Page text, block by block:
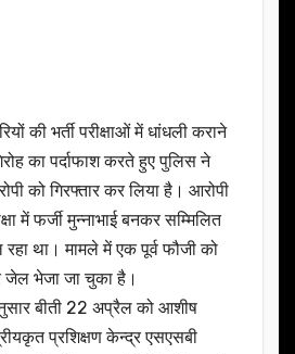
की भर्ती परीक्षाओं में धांधली कराने
का पर्दाफाश करते हुए पुलिस ने
को गिरफ्तार कर लिया है। आरोपी
में फर्जी मुन्नाभाई बनकर सम्मिलित
था। मामले में एक पूर्व फौजी को
जेल भेजा जा चुका है।
बीती 22 अप्रैल को आशीष
प्रशिक्षण केन्द्र एसएसबी